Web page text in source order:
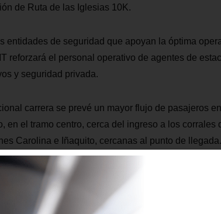
de Ruta de las Iglesias 10K.
entidades de seguridad que apoyan la óptima
reforzará el personal operativo de agentes de
y seguridad privada.
carrera se prevé un mayor flujo de pasajeros
en el tramo centro, cerca del ingreso a los corrales
Carolina e Iñaquito, cercanas al punto de llegada.
– 24h00